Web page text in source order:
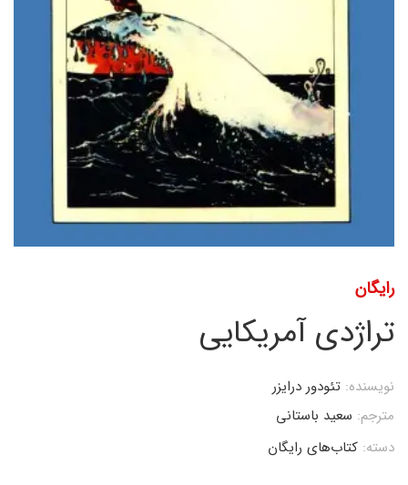
رایگان
تراژدی آمریکایی
نویسنده: تئودور درایزر
مترجم: سعید باستانی
دسته: کتاب‌های رایگان